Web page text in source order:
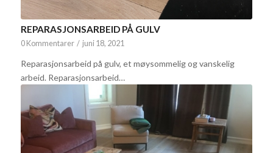
REPARASJONSARBEID PÅ GULV
0 Kommentarer / juni 18, 2021
Reparasjonsarbeid på gulv, et møysommelig og vanskelig
arbeid. Reparasjonsarbeid…